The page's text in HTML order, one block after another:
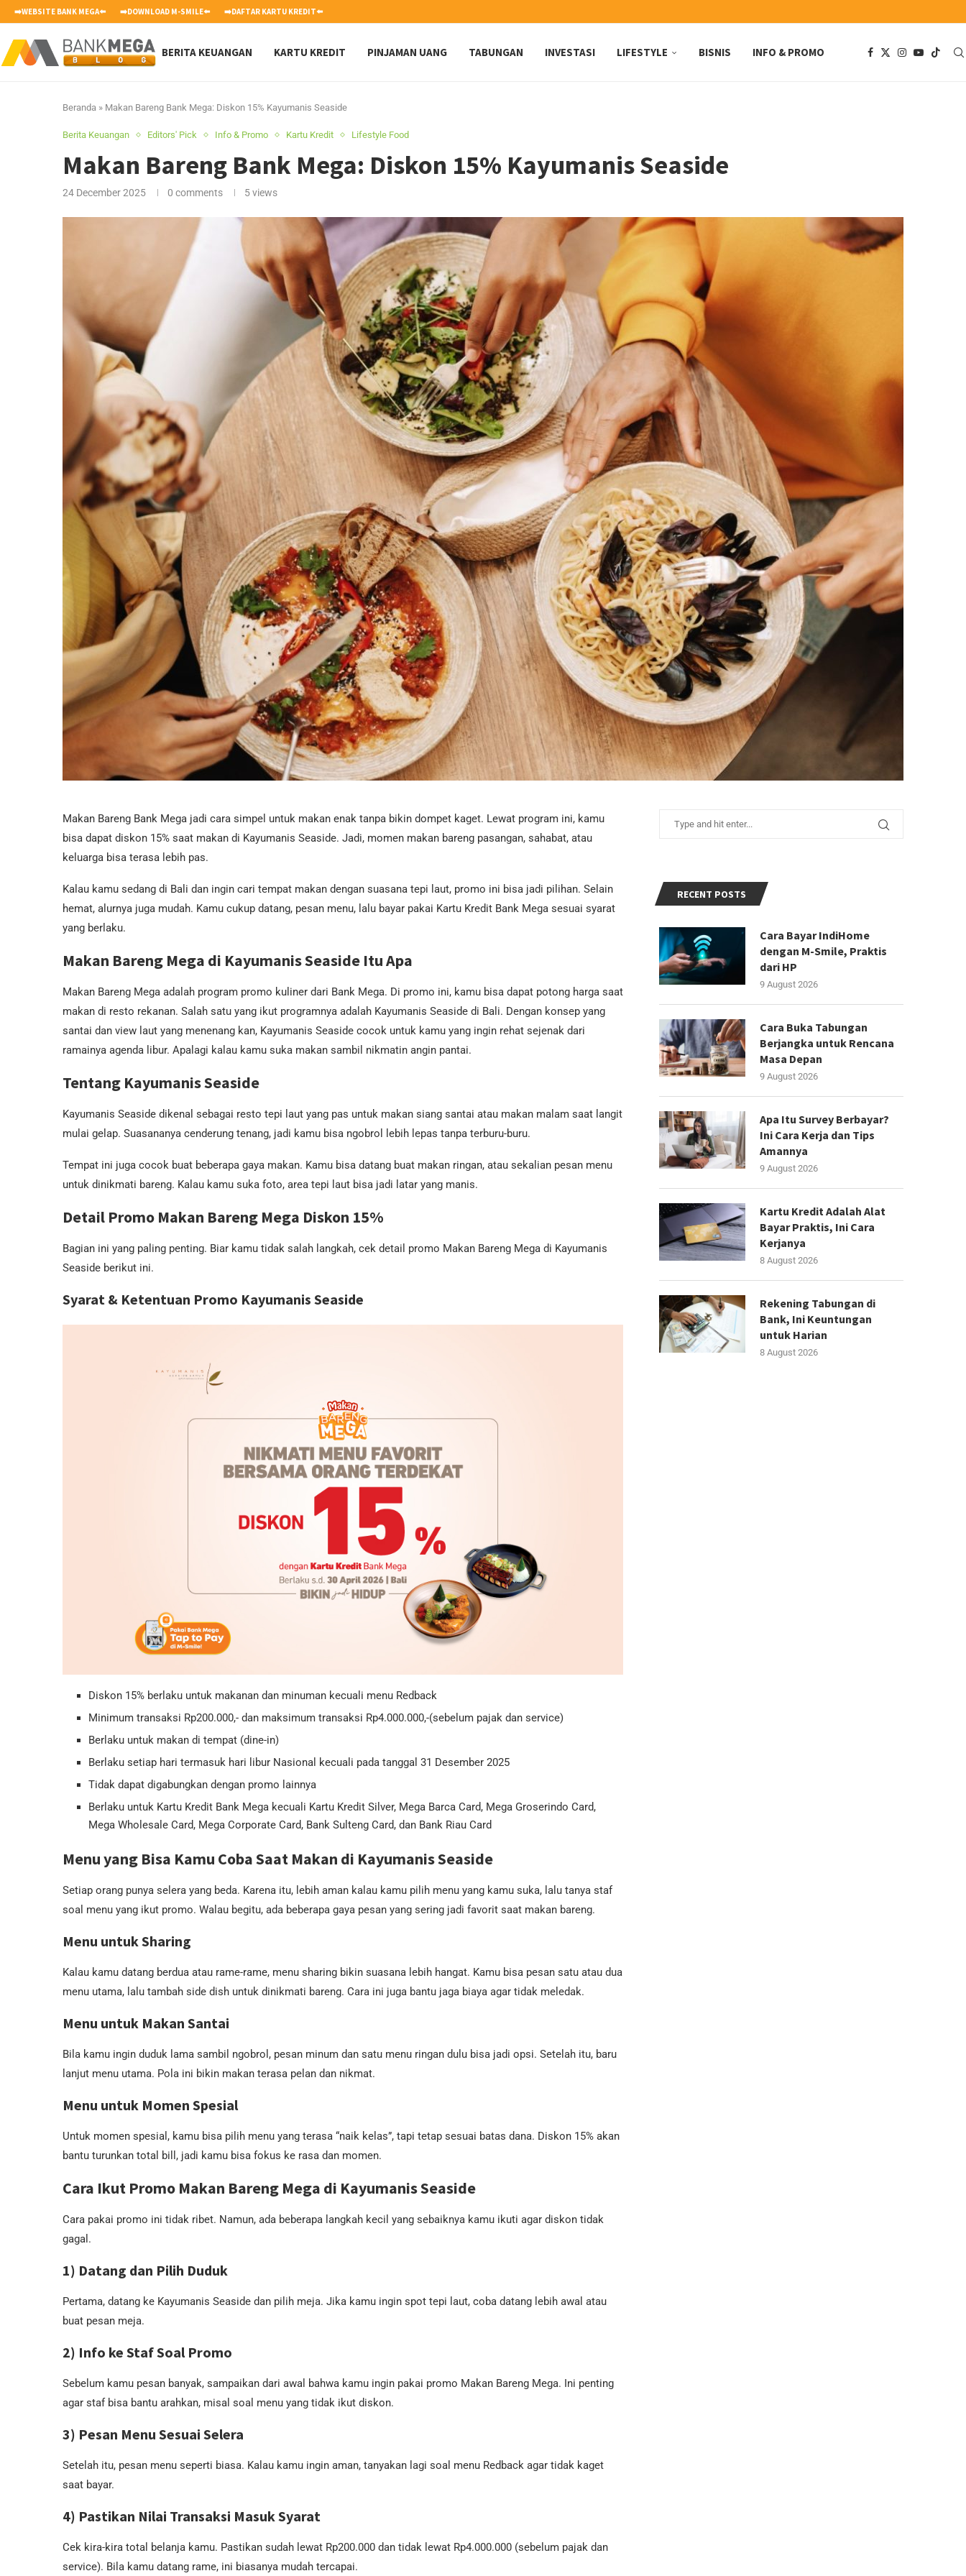
➡️WEBSITE BANK MEGA⬅️ ➡️DOWNLOAD M-SMILE⬅️ ➡️DAFTAR KARTU KREDIT⬅️
BERITA KEUANGAN KARTU KREDIT PINJAMAN UANG TABUNGAN INVESTASI LIFESTYLE BISNIS INFO & PROMO
Beranda » Makan Bareng Bank Mega: Diskon 15% Kayumanis Seaside
Berita Keuangan Editors' Pick Info & Promo Kartu Kredit Lifestyle Food
Makan Bareng Bank Mega: Diskon 15% Kayumanis Seaside
24 December 2025 0 comments 5views
Makan Bareng Bank Mega jadi cara simpel untuk makan enak tanpa bikin dompet kaget. Lewat program ini, kamu
bisa dapat diskon 15% saat makan di Kayumanis Seaside. Jadi, momen makan bareng pasangan, sahabat, atau
keluarga bisa terasa lebih pas.
Kalau kamu sedang di Bali dan ingin cari tempat makan dengan suasana tepi laut, promo ini bisa jadi pilihan. Selain
hemat, alurnya juga mudah. Kamu cukup datang, pesan menu, lalu bayar pakai Kartu Kredit Bank Mega sesuai syarat
yang berlaku.
Makan Bareng Mega di Kayumanis Seaside Itu Apa
Makan Bareng Mega adalah program promo kuliner dari Bank Mega. Di promo ini, kamu bisa dapat potong harga saat
makan di resto rekanan. Salah satu yang ikut programnya adalah Kayumanis Seaside di Bali. Dengan konsep yang
santai dan view laut yang menenang kan, Kayumanis Seaside cocok untuk kamu yang ingin rehat sejenak dari
ramainya agenda libur. Apalagi kalau kamu suka makan sambil nikmatin angin pantai.
Tentang Kayumanis Seaside
Kayumanis Seaside dikenal sebagai resto tepi laut yang pas untuk makan siang santai atau makan malam saat langit
mulai gelap. Suasananya cenderung tenang, jadi kamu bisa ngobrol lebih lepas tanpa terburu-buru.
Tempat ini juga cocok buat beberapa gaya makan. Kamu bisa datang buat makan ringan, atau sekalian pesan menu
untuk dinikmati bareng. Kalau kamu suka foto, area tepi laut bisa jadi latar yang manis.
Detail Promo Makan Bareng Mega Diskon 15%
Bagian ini yang paling penting. Biar kamu tidak salah langkah, cek detail promo Makan Bareng Mega di Kayumanis
Seaside berikut ini.
Syarat & Ketentuan Promo Kayumanis Seaside
Diskon 15% berlaku untuk makanan dan minuman kecuali menu Redback
Minimum transaksi Rp200.000,- dan maksimum transaksi Rp4.000.000,-(sebelum pajak dan service)
Berlaku untuk makan di tempat (dine-in)
Berlaku setiap hari termasuk hari libur Nasional kecuali pada tanggal 31 Desember 2025
Tidak dapat digabungkan dengan promo lainnya
Berlaku untuk Kartu Kredit Bank Mega kecuali Kartu Kredit Silver, Mega Barca Card, Mega Groserindo Card,
Mega Wholesale Card, Mega Corporate Card, Bank Sulteng Card, dan Bank Riau Card
Menu yang Bisa Kamu Coba Saat Makan di Kayumanis Seaside
Setiap orang punya selera yang beda. Karena itu, lebih aman kalau kamu pilih menu yang kamu suka, lalu tanya staf
soal menu yang ikut promo. Walau begitu, ada beberapa gaya pesan yang sering jadi favorit saat makan bareng.
Menu untuk Sharing
Kalau kamu datang berdua atau rame-rame, menu sharing bikin suasana lebih hangat. Kamu bisa pesan satu atau dua
menu utama, lalu tambah side dish untuk dinikmati bareng. Cara ini juga bantu jaga biaya agar tidak meledak.
Menu untuk Makan Santai
Bila kamu ingin duduk lama sambil ngobrol, pesan minum dan satu menu ringan dulu bisa jadi opsi. Setelah itu, baru
lanjut menu utama. Pola ini bikin makan terasa pelan dan nikmat.
Menu untuk Momen Spesial
Untuk momen spesial, kamu bisa pilih menu yang terasa “naik kelas”, tapi tetap sesuai batas dana. Diskon 15% akan
bantu turunkan total bill, jadi kamu bisa fokus ke rasa dan momen.
Cara Ikut Promo Makan Bareng Mega di Kayumanis Seaside
Cara pakai promo ini tidak ribet. Namun, ada beberapa langkah kecil yang sebaiknya kamu ikuti agar diskon tidak
gagal.
1) Datang dan Pilih Duduk
Pertama, datang ke Kayumanis Seaside dan pilih meja. Jika kamu ingin spot tepi laut, coba datang lebih awal atau
buat pesan meja.
2) Info ke Staf Soal Promo
Sebelum kamu pesan banyak, sampaikan dari awal bahwa kamu ingin pakai promo Makan Bareng Mega. Ini penting
agar staf bisa bantu arahkan, misal soal menu yang tidak ikut diskon.
3) Pesan Menu Sesuai Selera
Setelah itu, pesan menu seperti biasa. Kalau kamu ingin aman, tanyakan lagi soal menu Redback agar tidak kaget
saat bayar.
4) Pastikan Nilai Transaksi Masuk Syarat
Cek kira-kira total belanja kamu. Pastikan sudah lewat Rp200.000 dan tidak lewat Rp4.000.000 (sebelum pajak dan
service). Bila kamu datang rame, ini biasanya mudah tercapai.
RECENT POSTS
Cara Bayar IndiHome
dengan M-Smile, Praktis
dari HP
9 August 2026
Cara Buka Tabungan
Berjangka untuk Rencana
Masa Depan
9 August 2026
Apa Itu Survey Berbayar?
Ini Cara Kerja dan Tips
Amannya
9 August 2026
Kartu Kredit Adalah Alat
Bayar Praktis, Ini Cara
Kerjanya
8 August 2026
Rekening Tabungan di
Bank, Ini Keuntungan
untuk Harian
8 August 2026